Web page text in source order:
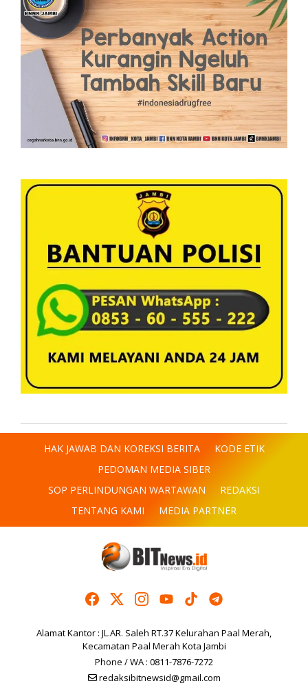
HAK JAWAB DAN KOREKSI BERITA
KODE ETIK
PEDOMAN MEDIA SIBER
SOP PERLINDUNGAN WARTAWAN
REDAKSI
TENTANG KAMI
MEDIA PARTNER
Alamat Kantor : JL.AR. Saleh RT.37 Kelurahan Paal Merah,
Kecamatan Paal Merah Kota Jambi
Phone / WA : 0811-7876-7272
redaksibitnewsid@gmail.com